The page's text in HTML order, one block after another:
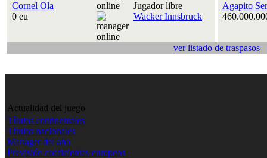
Cornel Ola
0 eu
Jugador libre
Wacker Innsbruck
Agapito
ver listado de traspasos
Actualidad del juego
Títulos continentales
Títulos nacionales
Manager del año
Previsión coeficientes europeos